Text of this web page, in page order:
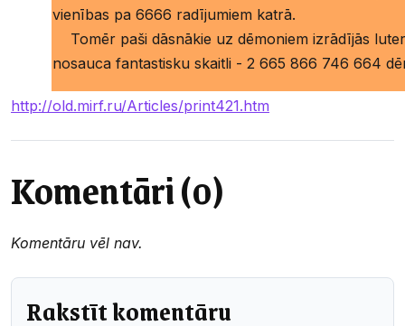
vienības pa 6666 radījumiem katrā.
Tomēr paši dāsnākie uz dēmoniem izrādījās
nosauca fantastisku skaitli - 2 665 866 746 664
http://old.mirf.ru/Articles/print421.htm
Komentāri (0)
Komentāru vēl nav.
Rakstīt komentāru